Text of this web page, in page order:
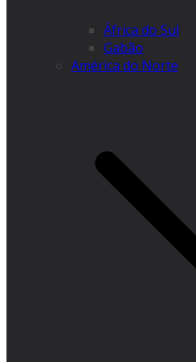
África do Sul
Gabão
América do Norte